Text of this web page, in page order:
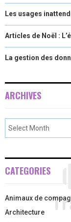
Les usages
Articles de Noël :
La gestion des
ARCHIVES
CATEGORIES
Animaux de
Architecture